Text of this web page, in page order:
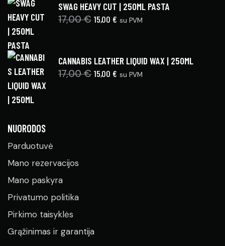
SWAG HEAVY CUT | 250ML PASTA
17,00€ 15,00 € su PVM
CANNABIS LEATHER LIQUID WAX | 250ML
17,00€ 15,00 € su PVM
NUORODOS
Parduotuvė
Mano rezervacijos
Mano paskyra
Privatumo politika
Pirkimo taisyklės
Grąžinimas ir garantija